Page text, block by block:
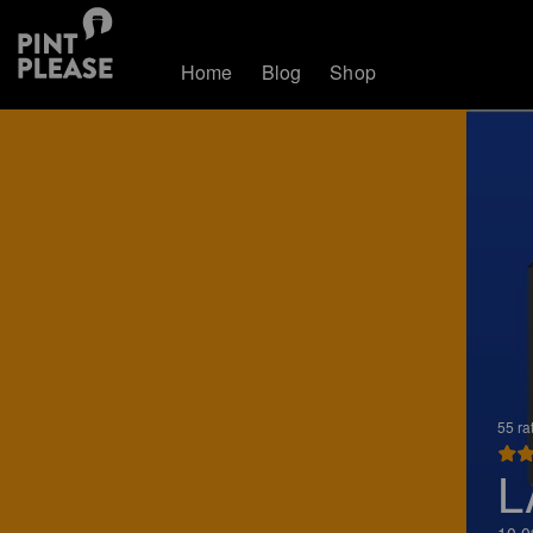
Home Blog Shop
55